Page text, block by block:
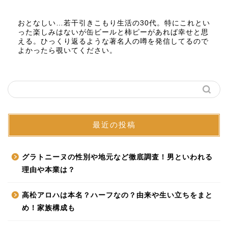
おとなしい…若干引きこもり生活の30代。特にこれとい
った楽しみはないが缶ビールと柿ピーがあれば幸せと思
える。ひっくり返るような著名人の噂を発信してるので
よかったら覗いてください。
最近の投稿
グラトニーヌの性別や地元など徹底調査！男といわれる
理由や本業は？
高松アロハは本名？ハーフなの？由来や生い立ちをまと
め！家族構成も